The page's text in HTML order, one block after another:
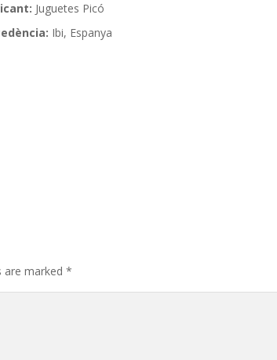
Juguetes Picó
Ibi, Espanya
are marked *